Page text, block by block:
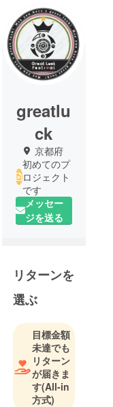
greatlu
ck
京都府
初めてのプ
ロジェクト
です
メッセー
ジを送る
リターンを
選ぶ
目標金額
未達でも
リターン
が届きま
す(All-in
方式)